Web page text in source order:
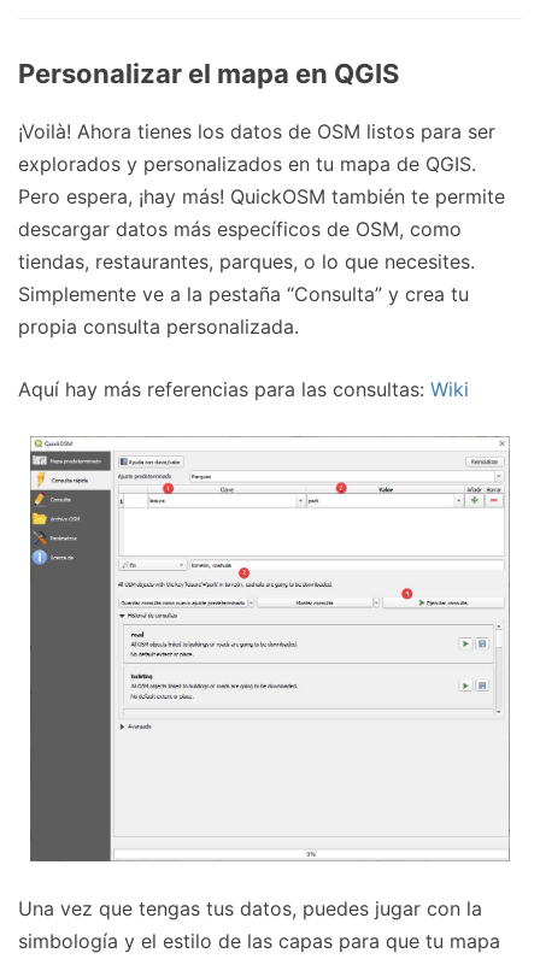
Personalizar el mapa en QGIS
¡Voilà! Ahora tienes los datos de OSM listos para ser
explorados y personalizados en tu mapa de QGIS.
Pero espera, ¡hay más! QuickOSM también te permite
descargar datos más específicos de OSM, como
tiendas, restaurantes, parques, o lo que necesites.
Simplemente ve a la pestaña “Consulta” y crea tu
propia consulta personalizada.
Aquí hay más referencias para las consultas: Wiki
Una vez que tengas tus datos, puedes jugar con la
simbología y el estilo de las capas para que tu mapa